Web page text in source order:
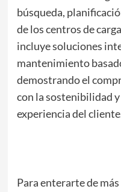
búsqueda,
de los centros de
incluye soluciones
mantenimiento
demostrando el
con la sostenibilidad
experiencia del
Para enterarte de